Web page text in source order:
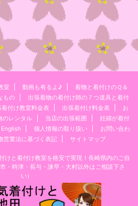
室 動画も有るよ♪
着物と着付けのＱ＆
もの
出張着物の着付け師の７つ道具と着付
着付け教室料金表 出張着付け料金表
お
のレンタル 当店の出張範囲
妊婦が着付
English 個人情報の取り扱い
お問い合わ
営業法に基づく表記 サイトマップ
けと着付け教室を格安で実現！長崎県内のご自
・時津・長与・諫早・大村以外はご相談下さ
い）